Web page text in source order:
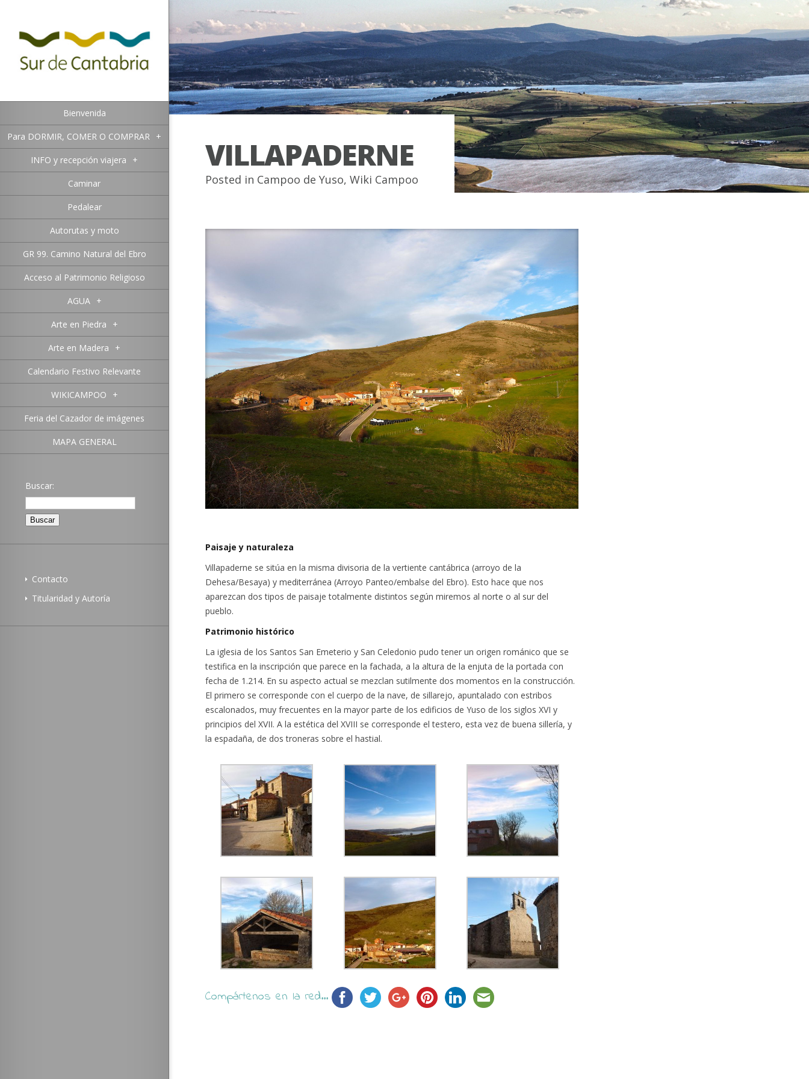
Bienvenida
Para DORMIR, COMER O COMPRAR +
INFO y recepción viajera +
Caminar
Pedalear
Autorutas y moto
GR 99. Camino Natural del Ebro
Acceso al Patrimonio Religioso
AGUA +
Arte en Piedra +
Arte en Madera +
Calendario Festivo Relevante
WIKICAMPOO +
Feria del Cazador de imágenes
MAPA GENERAL
Buscar:
Contacto
Titularidad y Autoría
VILLAPADERNE
Posted in Campoo de Yuso, Wiki Campoo
Paisaje y naturaleza
Villapaderne se sitúa en la misma divisoria de la vertiente cantábrica (arroyo de la
Dehesa/Besaya) y mediterránea (Arroyo Panteo/embalse del Ebro). Esto hace que nos
aparezcan dos tipos de paisaje totalmente distintos según miremos al norte o al sur del
pueblo.
Patrimonio histórico
La iglesia de los Santos San Emeterio y San Celedonio pudo tener un origen románico que se
testifica en la inscripción que parece en la fachada, a la altura de la enjuta de la portada con
fecha de 1.214. En su aspecto actual se mezclan sutilmente dos momentos en la construcción.
El primero se corresponde con el cuerpo de la nave, de sillarejo, apuntalado con estribos
escalonados, muy frecuentes en la mayor parte de los edificios de Yuso de los siglos XVI y
principios del XVII. A la estética del XVIII se corresponde el testero, esta vez de buena sillería, y
la espadaña, de dos troneras sobre el hastial.
Compártenos en la red...